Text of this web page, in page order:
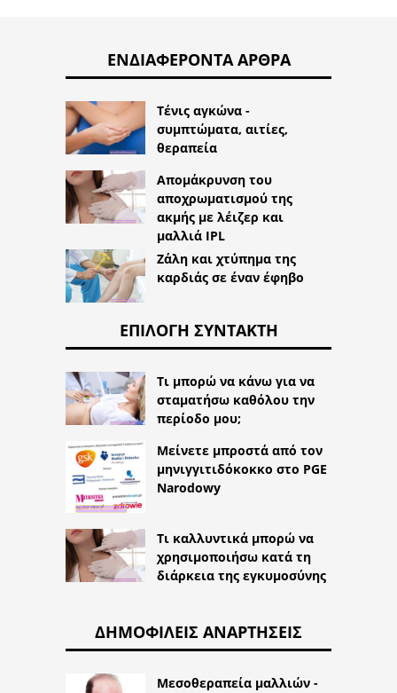
ΕΝΔΙΑΦΈΡΟΝΤΑ ΆΡΘΡΑ
Τένις αγκώνα -
συμπτώματα, αιτίες,
θεραπεία
Απομάκρυνση του
αποχρωματισμού της
ακμής με λέιζερ και
μαλλιά IPL
Ζάλη και χτύπημα της
καρδιάς σε έναν έφηβο
ΕΠΙΛΟΓΉ ΣΥΝΤΆΚΤΗ
Τι μπορώ να κάνω για να
σταματήσω καθόλου την
περίοδο μου;
Μείνετε μπροστά από τον
μηνιγγιτιδόκοκκο στο PGE
Narodowy
Τι καλλυντικά μπορώ να
χρησιμοποιήσω κατά τη
διάρκεια της εγκυμοσύνης
ΔΗΜΟΦΙΛΕΊΣ ΑΝΑΡΤΉΣΕΙΣ
Μεσοθεραπεία μαλλιών -